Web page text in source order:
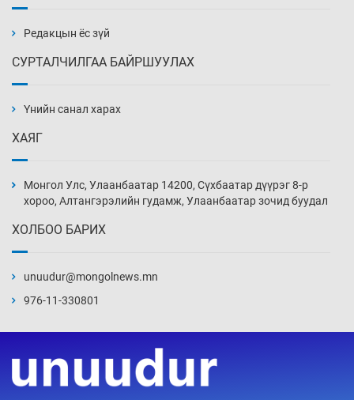
15 цаг 38 мин
нэмэгджээ
16 цаг 8 мин
16 цаг 38 мин
17 цаг 8 мин
Редакцын ёс зүй
СУРТАЛЧИЛГАА БАЙРШУУЛАХ
Үнийн санал харах
ХАЯГ
Монгол Улс, Улаанбаатар 14200, Сүхбаатар дүүрэг 8-р
хороо, Алтангэрэлийн гудамж, Улаанбаатар зочид буудал
ХОЛБОО БАРИХ
unuudur@mongolnews.mn
976-11-330801